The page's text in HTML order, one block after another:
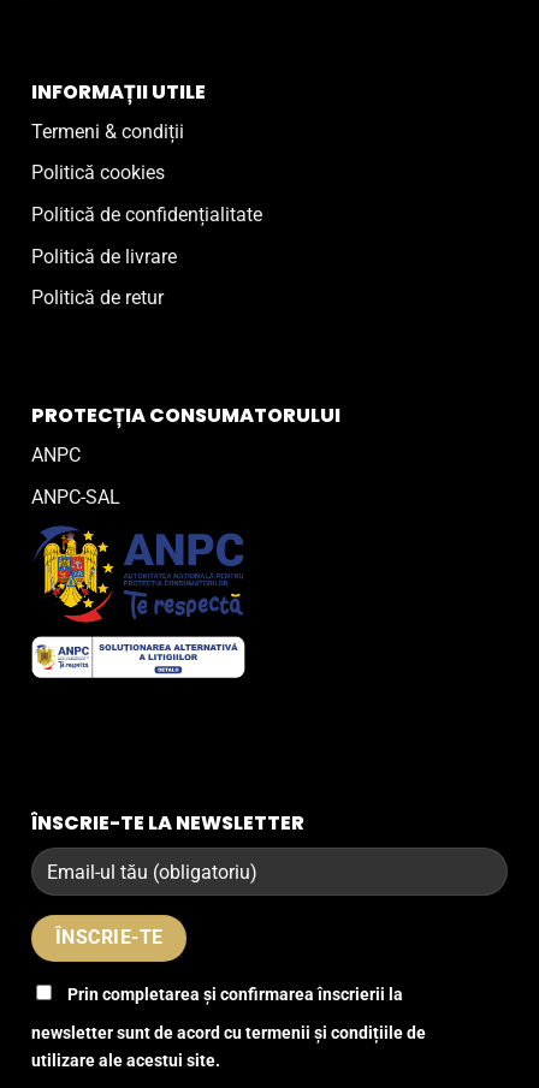
INFORMAȚII UTILE
Termeni & condiții
Politică cookies
Politică de confidențialitate
Politică de livrare
Politică de retur
PROTECȚIA CONSUMATORULUI
ANPC
ANPC-SAL
ÎNSCRIE-TE LA NEWSLETTER
Prin completarea și confirmarea înscrierii la
newsletter sunt de acord cu termenii și condițiile de
utilizare ale acestui site.